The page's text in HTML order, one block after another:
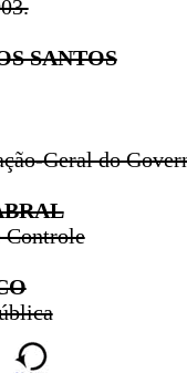
SANTOS
Geral do
Controle